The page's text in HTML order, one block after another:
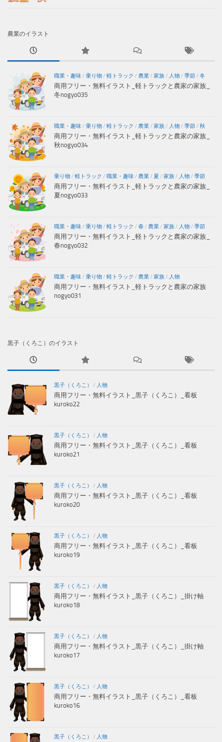
農業のイラスト
職業・趣味 / 乗り物 / 軽トラック / 農業 / 家族 / 人物 / 季節 / 冬
商用フリー・無料イラスト_軽トラックと農家の家族_
冬nogyo035
職業・趣味 / 乗り物 / 軽トラック / 農業 / 家族 / 人物 / 季節 / 秋
商用フリー・無料イラスト_軽トラックと農家の家族_
秋nogyo034
乗り物 / 軽トラック / 職業・趣味 / 農業 / 夏 / 家族 / 人物 / 季節
商用フリー・無料イラスト_軽トラックと農家の家族_
夏nogyo033
職業・趣味 / 乗り物 / 軽トラック / 春 / 農業 / 家族 / 人物 / 季節
商用フリー・無料イラスト_軽トラックと農家の家族_
春nogyo032
職業・趣味 / 乗り物 / 軽トラック / 農業 / 家族 / 人物
商用フリー・無料イラスト_軽トラックと農家の家族
nogyo031
黒子（くろこ）のイラスト
黒子（くろこ） / 人物
商用フリー・無料イラスト_黒子（くろこ）_看板
kuroko22
黒子（くろこ） / 人物
商用フリー・無料イラスト_黒子（くろこ）_看板
kuroko21
黒子（くろこ） / 人物
商用フリー・無料イラスト_黒子（くろこ）_看板
kuroko20
黒子（くろこ） / 人物
商用フリー・無料イラスト_黒子（くろこ）_看板
kuroko19
黒子（くろこ） / 人物
商用フリー・無料イラスト_黒子（くろこ）_掛け軸
kuroko18
黒子（くろこ） / 人物
商用フリー・無料イラスト_黒子（くろこ）_掛け軸
kuroko17
黒子（くろこ） / 人物
商用フリー・無料イラスト_黒子（くろこ）_看板
kuroko16
黒子（くろこ） / 人物